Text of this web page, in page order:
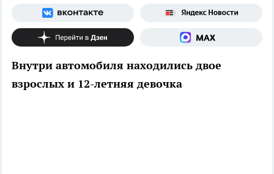
Внутри автомобиля находились двое
взрослых и 12-летняя девочка